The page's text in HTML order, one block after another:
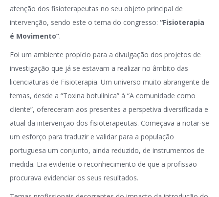
atenção dos fisioterapeutas no seu objeto principal de
intervenção, sendo este o tema do congresso: “Fisioterapia
é Movimento”.
Foi um ambiente propício para a divulgação dos projetos de
investigação que já se estavam a realizar no âmbito das
licenciaturas de Fisioterapia. Um universo muito abrangente de
temas, desde a “Toxina botulínica” à “A comunidade como
cliente”, ofereceram aos presentes a perspetiva diversificada e
atual da intervenção dos fisioterapeutas. Começava a notar-se
um esforço para traduzir e validar para a população
portuguesa um conjunto, ainda reduzido, de instrumentos de
medida. Era evidente o reconhecimento de que a profissão
procurava evidenciar os seus resultados.